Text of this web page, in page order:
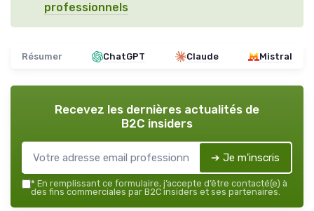
professionnels
Résumer ChatGPT Claude Mistral
Recevez les dernières actualités de
B2C insiders
➔ Je m'inscris
* En remplissant ce formulaire, j’accepte d’être contacté(e) à
des fins commerciales par B2C insiders et ses partenaires.